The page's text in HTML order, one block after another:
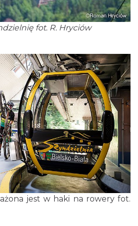
fot. R. Hryciów
jest w haki na rowery fot.